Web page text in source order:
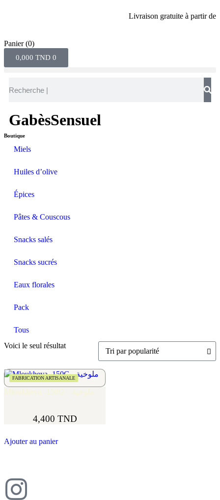
Livraison gratuite à partir de 80
Panier (0)
0,000 TND 0
GabèsSensuel
Boutique
Miels
Huiles d’olive
Épices
Pâtes & Couscous
Snacks salés
Snacks sucrés
Eaux florales
Pack
Tous
Voici le seul résultat
FABRICATION ARTISANALE
4,400 TND
Ajouter au panier